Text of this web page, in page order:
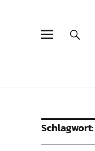
Schlagwort: